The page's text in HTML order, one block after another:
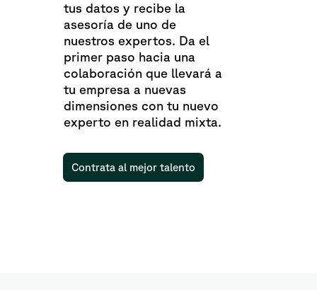
tus datos y recibe la
asesoría de uno de
nuestros expertos. Da el
primer paso hacia una
colaboración que llevará a
tu empresa a nuevas
dimensiones con tu nuevo
experto en realidad mixta.
Contrata al mejor talento